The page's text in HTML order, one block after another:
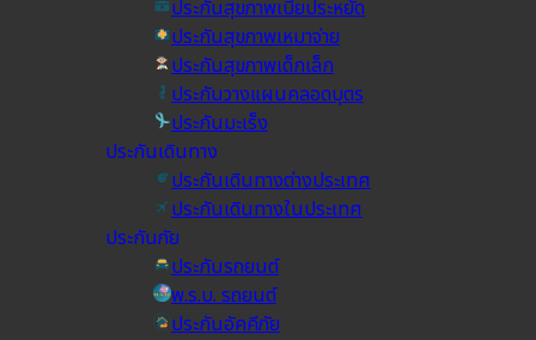
ประกันสุขภาพเบี้ยประหยัด
ประกันสุขภาพเหมาจ่าย
ประกันสุขภาพเด็กเล็ก
ประกันวางแผนคลอดบุตร
ประกันมะเร็ง
ประกันเดินทาง
ประกันเดินทางต่างประเทศ
ประกันเดินทางในประเทศ
ประกันภัย
ประกันรถยนต์
พ.ร.บ. รถยนต์
ประกันอัคคีภัย